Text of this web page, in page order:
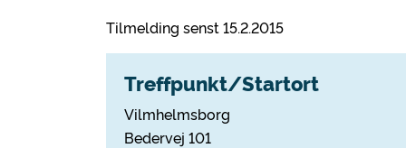
Tilmelding senst 15.2.2015
Treffpunkt/Startort
Vilmhelmsborg
Bedervej 101